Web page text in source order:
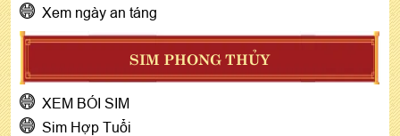
Xem ngày an táng
SIM PHONG THỦY
XEM BÓI SIM
Sim Hợp Tuổi